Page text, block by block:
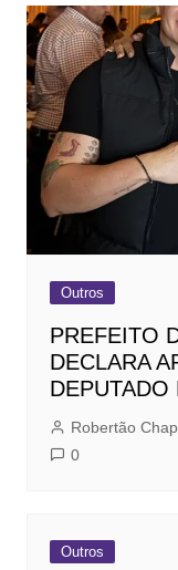
Outros
PREFEITO
DECLARA
DEPUTADO
Robertão
0
Outros